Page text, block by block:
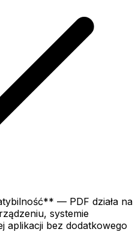
— PDF działa na
systemie
aplikacji bez dodatkowego